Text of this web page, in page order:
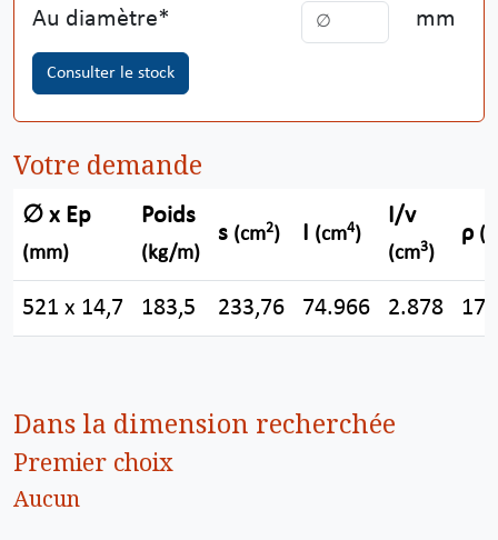
Au diamètre
mm
Consulter le stock
Votre demande
∅ x Ep
(mm)
Poids
(kg/m)
s (cm2) I (cm4)
I/v
(cm3)
ρ
521 x 14,7 183,5 233,76 74.966 2.878
Dans la dimension recherchée
Premier choix
Aucun